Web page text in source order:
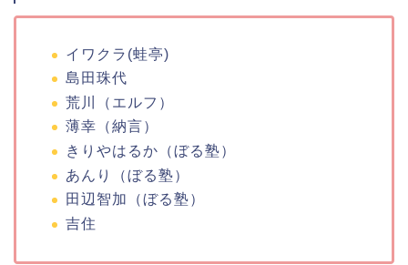
イワクラ(蛙亭)
島田珠代
荒川（エルフ）
薄幸（納言）
きりやはるか（ぼる塾）
あんり（ぼる塾）
田辺智加（ぼる塾）
吉住